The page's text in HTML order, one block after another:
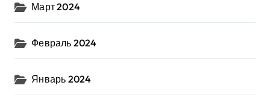
Март 2024
Февраль 2024
Январь 2024